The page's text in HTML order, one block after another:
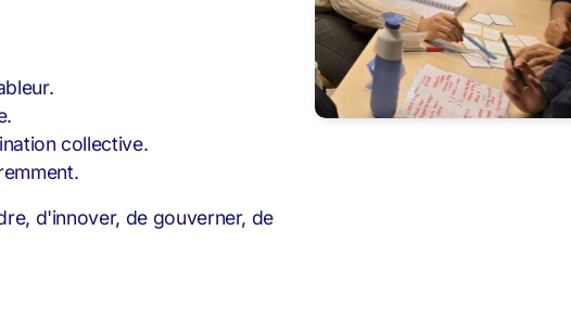
collective.
d'innover, de gouverner, de